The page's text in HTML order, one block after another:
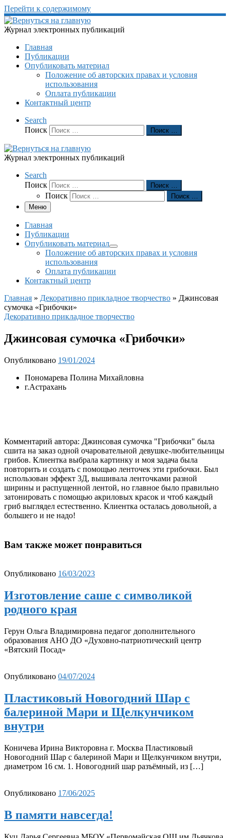
Перейти к содержимому
Журнал электронных публикаций
Главная
Публикации
Опубликовать материал
Положение об авторских правах и условия
использования
Оплата публикации
Контактный центр
Search
Поиск
Поиск …
Журнал электронных публикаций
Search
Поиск
Поиск …
Поиск
Поиск …
Меню
Главная
Публикации
Опубликовать материал
Положение об авторских правах и условия
использования
Оплата публикации
Контактный центр
Главная » Декоративно прикладное творчество » Джинсовая
сумочка «Грибочки»
Декоративно прикладное творчество
Джинсовая сумочка «Грибочки»
Опубликовано 19/01/2024
Пономарева Полина Михайловна
г.Астрахань
Комментарий автора: Джинсовая сумочка "Грибочки" была
сшита на заказ одной очаровательной девушке-любительницы
грибов. Клиентка выбрала картинку и моя задача была
повторить и создать с помощью ленточек эти грибочки. Был
использован эффект 3Д, вышивала ленточками разной
ширины и распущенной лентой, но главное было правильно
затонировать с помощью акриловых красок и чтоб каждый
гриб выглядел естественно. Клиентка осталась довольной, а
большего и не надо!
Вам также может понравиться
Опубликовано 16/03/2023
Изготовление саше с символикой
родного края
Герун Ольга Владимировна педагог дополнительного
образования АНО ДО «Духовно-патриотический центр
«Вятский Посад»
Опубликовано 04/07/2024
Пластиковый Новогодний Шар с
балериной Мари и Щелкунчиком
внутри
Коничева Ирина Викторовна г. Москва Пластиковый
Новогодний Шар с балериной Мари и Щелкунчиком внутри,
диаметром 16 см. 1. Новогодний шар разъёмный, из […]
Опубликовано 17/06/2025
В памяти навсегда!